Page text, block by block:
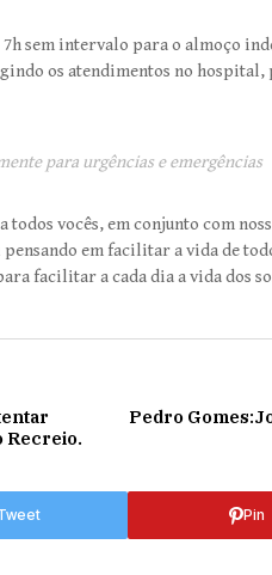
sem intervalo para o almoço
os atendimentos no hospital,
para urgências e emergências
vocês, em conjunto com
pensando em facilitar a vida de
facilitar a cada dia a vida dos
Recreio.
Pedro
Pin